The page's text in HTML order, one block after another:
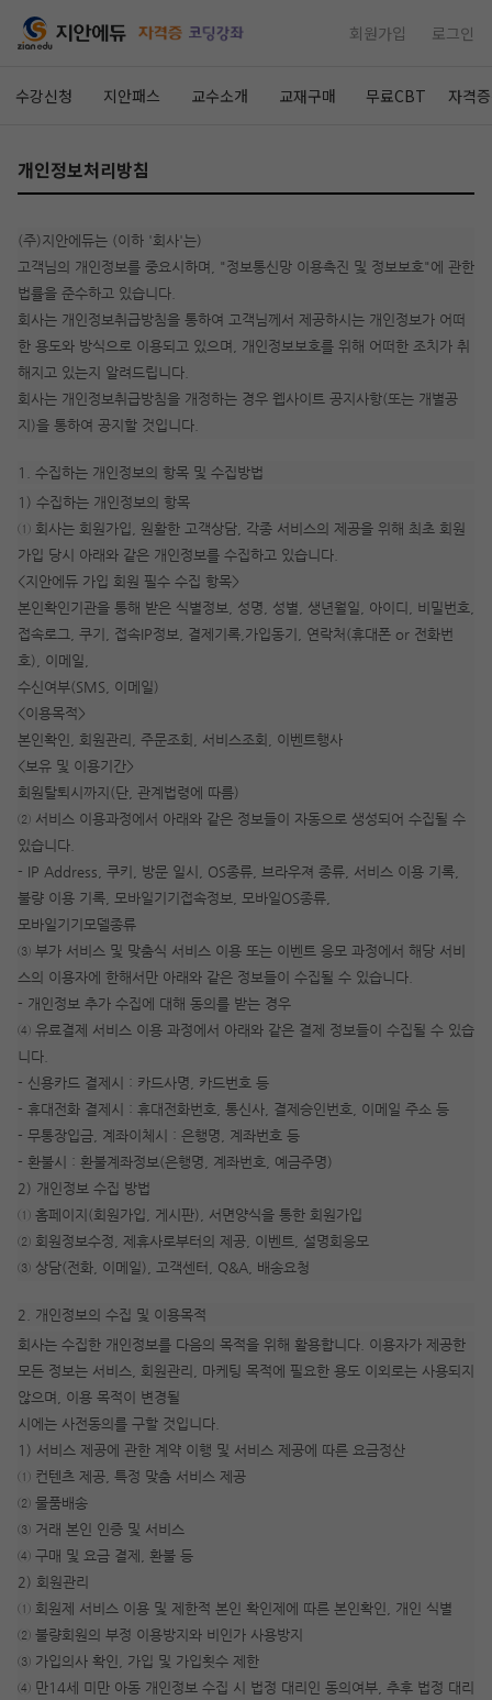
회원가입 로그인
수강신청 지안패스 교수소개 교재구매 무료CBT 자격
시 수강일 3일 자동 연장! 실기 87% 적중 신화 정
개인정보처리방침
(주)지안에듀는 (이하 '회사'는)
고객님의 개인정보를 중요시하며, "정보통신망 이용촉진 및 정보보호"에 관한
법률을 준수하고 있습니다.
회사는 개인정보취급방침을 통하여 고객님께서 제공하시는 개인정보가 어떠
한 용도와 방식으로 이용되고 있으며, 개인정보보호를 위해 어떠한 조치가 취
해지고 있는지 알려드립니다.
회사는 개인정보취급방침을 개정하는 경우 웹사이트 공지사항(또는 개별공
지)을 통하여 공지할 것입니다.
1. 수집하는 개인정보의 항목 및 수집방법
1) 수집하는 개인정보의 항목
① 회사는 회원가입, 원활한 고객상담, 각종 서비스의 제공을 위해 최초 회원
가입 당시 아래와 같은 개인정보를 수집하고 있습니다.
<지안에듀 가입 회원 필수 수집 항목>
본인확인기관을 통해 받은 식별정보, 성명, 성별, 생년월일, 아이디, 비밀번호,
접속로그, 쿠기, 접속IP정보, 결제기록,가입동기, 연락처(휴대폰 or 전화번
호), 이메일,
수신여부(SMS, 이메일)
<이용목적>
본인확인, 회원관리, 주문조회, 서비스조회, 이벤트행사
<보유 및 이용기간>
회원탈퇴시까지(단, 관계법령에 따름)
② 서비스 이용과정에서 아래와 같은 정보들이 자동으로 생성되어 수집될 수
있습니다.
- IP Address, 쿠키, 방문 일시, OS종류, 브라우져 종류, 서비스 이용 기록,
불량 이용 기록, 모바일기기접속정보, 모바일OS종류,
모바일기기모델종류
③ 부가 서비스 및 맞춤식 서비스 이용 또는 이벤트 응모 과정에서 해당 서비
스의 이용자에 한해서만 아래와 같은 정보들이 수집될 수 있습니다.
- 개인정보 추가 수집에 대해 동의를 받는 경우
④ 유료결제 서비스 이용 과정에서 아래와 같은 결제 정보들이 수집될 수 있습
니다.
- 신용카드 결제시 : 카드사명, 카드번호 등
- 휴대전화 결제시 : 휴대전화번호, 통신사, 결제승인번호, 이메일 주소 등
- 무통장입금, 계좌이체시 : 은행명, 계좌번호 등
- 환불시 : 환불계좌정보(은행명, 계좌번호, 예금주명)
2) 개인정보 수집 방법
① 홈페이지(회원가입, 게시판), 서면양식을 통한 회원가입
② 회원정보수정, 제휴사로부터의 제공, 이벤트, 설명회응모
③ 상담(전화, 이메일), 고객센터, Q&A, 배송요청
2. 개인정보의 수집 및 이용목적
회사는 수집한 개인정보를 다음의 목적을 위해 활용합니다. 이용자가 제공한
모든 정보는 서비스, 회원관리, 마케팅 목적에 필요한 용도 이외로는 사용되지
않으며, 이용 목적이 변경될
시에는 사전동의를 구할 것입니다.
1) 서비스 제공에 관한 계약 이행 및 서비스 제공에 따른 요금정산
① 컨텐츠 제공, 특정 맞춤 서비스 제공
② 물품배송
③ 거래 본인 인증 및 서비스
④ 구매 및 요금 결제, 환불 등
2) 회원관리
① 회원제 서비스 이용 및 제한적 본인 확인제에 따른 본인확인, 개인 식별
② 불량회원의 부정 이용방지와 비인가 사용방지
③ 가입의사 확인, 가입 및 가입횟수 제한
④ 만14세 미만 아동 개인정보 수집 시 법정 대리인 동의여부, 추후 법정 대리